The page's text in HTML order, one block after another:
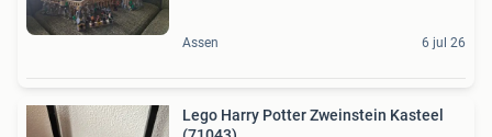
Assen 6 jul 26
Lego Harry Potter Zweinstein Kasteel